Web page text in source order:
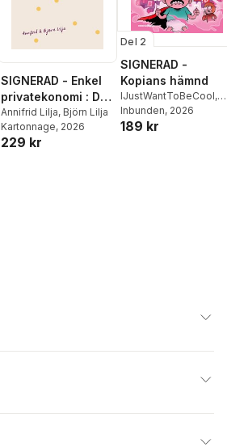
SIGNERAD - Enkel
privatekonomi : Din
praktiska guide till
livets alla
pengafrågor
Annifrid Lilja, Björn Lilja
Kartonnage, 2026
229 kr
Del 2
SIGNERAD -
Kopians hämnd
IJustWantToBeCool,
Joel Adolphson
Ejdemo Beer
Inbunden, 2026
189 kr